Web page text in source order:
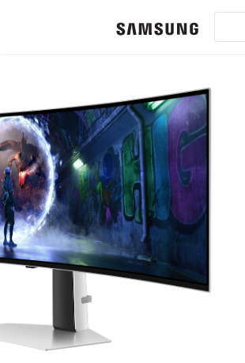
מסך גיימינג קעור 49" בעיצוב מדהים, אולטרה רחב 32:9 ברזולוציה WQHD ופאנל מתקדם